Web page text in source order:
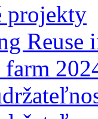
projekty
Reuse